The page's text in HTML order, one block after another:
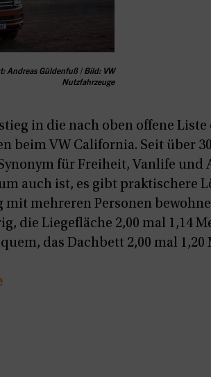
Andreas Güldenfuß | Bild: VW
Nutzfahrzeuge
in die nach oben offene Liste
beim VW California. Seit über
für Freiheit, Vanlife und
auch ist, es gibt praktischere
mit mehreren Personen
die Liegefläche 2,00 mal 1,14
das Dachbett 2,00 mal 1,20